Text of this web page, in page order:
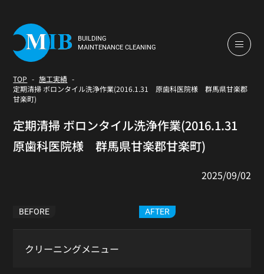
BUILDING
MAINTENANCE CLEANING
TOP
施工実績
定期清掃 ボロンタイル洗浄作業(2016.1.31 原歯科医院様 群馬県甘楽郡
甘楽町)
定期清掃 ボロンタイル洗浄作業(2016.1.31
原歯科医院様 群馬県甘楽郡甘楽町)
2025/09/02
BEFORE AFTER
クリーニングメニュー